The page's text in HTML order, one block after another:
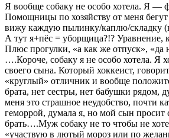
Я вообще собаку не особо хотела. Я —
Помощницы по хозяйству от меня бегут
вижу каждую пылинку/каплю/складку
А тут я+пёс = уборщица?!? Уравнение,
Плюс прогулки, «а как же отпуск», «да
….Короче, собаку я не особо хотела. Я
своего сына. Который хоккеист,
«круглый» отличник и вообще
брата, нет сестры, нет бабушки рядом,
меня это страшное неудобство, почти
геморрой, думала я, но мой сын
брать….Муж собаку не то чтобы не
«участвую в лютый мороз или по